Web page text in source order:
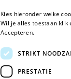
Kies hieronder welke
Wil je alles toestaan klik
Accepteren.
STRIKT
PRESTATIE